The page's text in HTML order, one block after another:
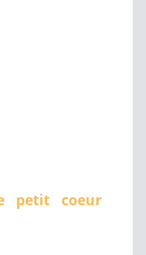
petit coeur